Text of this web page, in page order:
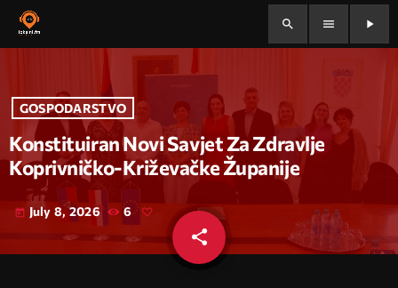
search menu play_arrow
GOSPODARSTVO
Konstituiran Novi Savjet Za Zdravlje
Koprivničko-Križevačke Županije
today July 8, 2026 6
share
email